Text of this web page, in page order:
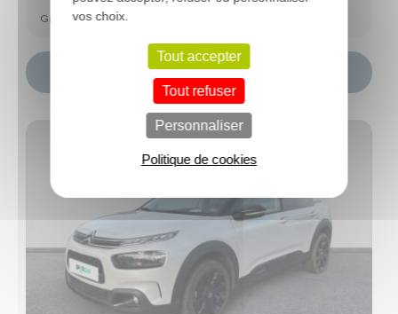
Garantie Spoticar Premium 12 mois
Choisir ce modèle
vos choix.
Tout accepter
Tout refuser
Personnaliser
Politique de cookies